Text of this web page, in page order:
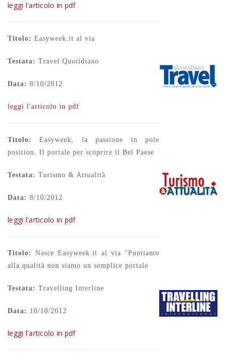
leggi l'articolo in pdf
Titolo: Easyweek.it al via
Testata: Travel Quotidiano
Data: 8/10/2012
leggi l'articolo in pdf
Titolo:
Easyweek, la passione in pole
position. Il portale per scoprire il Bel Paese
Testata: Turismo & Attualità
Data: 8/10/2012
leggi l'articolo in pdf
Titolo: Nasce Easyweek.it al via "Puntiamo
alla qualità non siamo un semplice portale
Testata: Travelling Interline
Data: 10/10/2012
leggi l'articolo in pdf